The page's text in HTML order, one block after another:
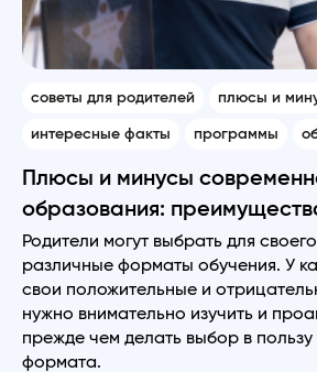
советы для родителей плюсы и
интересные факты программы
Плюсы и минусы
образования:
существующих форматов
Родители могут выбрать для
различные форматы обучения. У
свои положительные и
нужно внимательно изучить и
прежде чем делать выбор в пользу
формата.